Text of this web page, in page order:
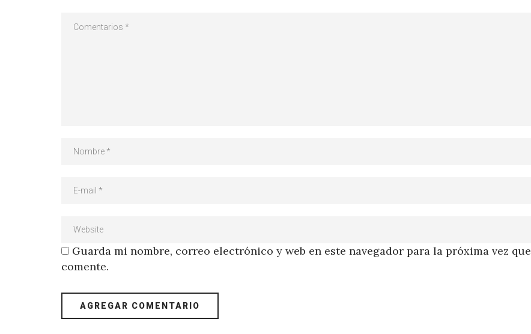
Guarda mi nombre, correo electrónico y web en este navegador para la próxima vez que
comente.